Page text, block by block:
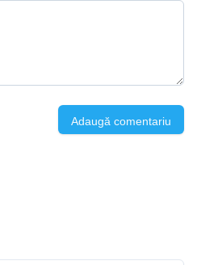
Adaugă comentariu